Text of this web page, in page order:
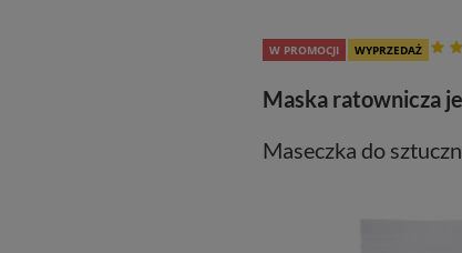
W PROMOCJI WYPRZEDAŻ
Maska ratownicza
Maseczka do